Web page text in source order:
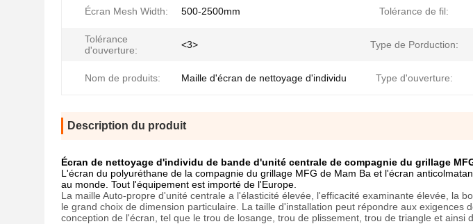
Écran Mesh Width: 500-2500mm Tolérance de fil:
Tolérance
d'ouverture:
<3> Type de Porduction:
Nom de produits: Maille d'écran de nettoyage d'individu Type d'ouverture:
Description du produit
Écran de nettoyage d'individu de bande d'unité centrale de compagnie du grillage
L'écran du polyuréthane de la compagnie du grillage MFG de Mam Ba et l'écran
au monde. Tout l'équipement est importé de l'Europe.
La maille Auto-propre d'unité centrale a l'élasticité élevée, l'efficacité examinante élevée, la
le grand choix de dimension particulaire. La taille d'installation peut répondre aux exigences
conception de l'écran, tel que le trou de losange, trou de plissement, trou de triangle et ainsi